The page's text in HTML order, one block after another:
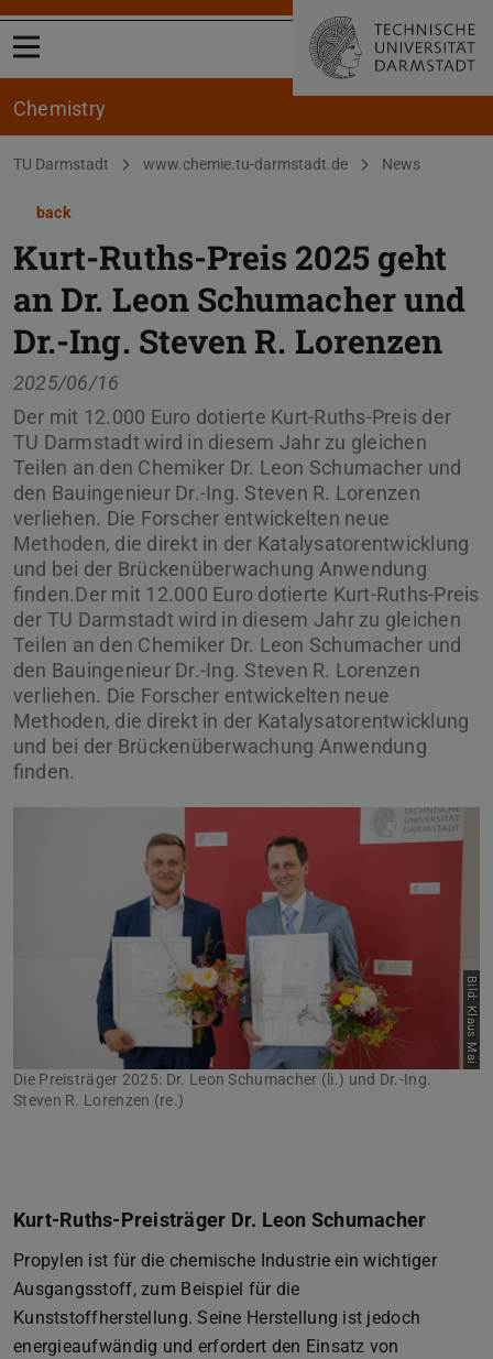
Open menu
Chemistry
You are here:
TU Darmstadt www.chemie.tu-darmstadt.de News
back
Kurt-Ruths-Preis 2025 geht
an Dr. Leon Schumacher und
Dr.-Ing. Steven R. Lorenzen
2025/06/16
Der mit 12.000 Euro dotierte Kurt-Ruths-Preis der
TU Darmstadt wird in diesem Jahr zu gleichen
Teilen an den Chemiker Dr. Leon Schumacher und
den Bauingenieur Dr.-Ing. Steven R. Lorenzen
verliehen. Die Forscher entwickelten neue
Methoden, die direkt in der Katalysatorentwicklung
und bei der Brückenüberwachung Anwendung
finden.Der mit 12.000 Euro dotierte Kurt-Ruths-Preis
der TU Darmstadt wird in diesem Jahr zu gleichen
Teilen an den Chemiker Dr. Leon Schumacher und
den Bauingenieur Dr.-Ing. Steven R. Lorenzen
verliehen. Die Forscher entwickelten neue
Methoden, die direkt in der Katalysatorentwicklung
und bei der Brückenüberwachung Anwendung
finden.
Bild: Klaus Mai
Die Preisträger 2025: Dr. Leon Schumacher (li.) und Dr.-Ing.
Steven R. Lorenzen (re.)
Kurt-Ruths-Preisträger Dr. Leon Schumacher
Propylen ist für die chemische Industrie ein wichtiger
Ausgangsstoff, zum Beispiel für die
Kunststoffherstellung. Seine Herstellung ist jedoch
energieaufwändig und erfordert den Einsatz von